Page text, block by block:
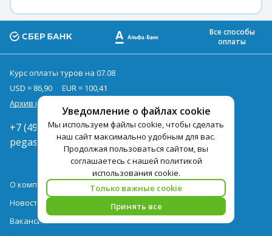
Уведомление о файлах cookie
Мы используем файлы cookie, чтобы сделать
наш сайт максимально удобным для вас.
Продолжая пользоваться сайтом, вы
соглашаетесь с нашей политикой
использования cookie.
Только важные cookie
Принять все
Все способы
оплаты
Курс оплаты туров на 07.08
USD = 86,90
EUR = 100,41
Архив курсов
+7 (495) 419-92-94
pegast@pegast.ru
О компании
Новости
Вакансии